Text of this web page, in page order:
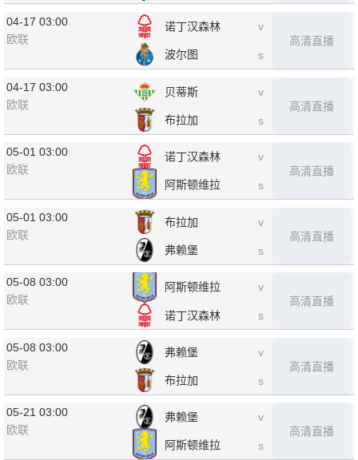
04-17 03:00
欧联
诺丁汉森林
波尔图
v
s
高清直播
04-17 03:00
欧联
贝蒂斯
布拉加
v
s
高清直播
05-01 03:00
欧联
诺丁汉森林
阿斯顿维拉
v
s
高清直播
05-01 03:00
欧联
布拉加
弗赖堡
v
s
高清直播
05-08 03:00
欧联
阿斯顿维拉
诺丁汉森林
v
s
高清直播
05-08 03:00
欧联
弗赖堡
布拉加
v
s
高清直播
05-21 03:00
欧联
弗赖堡
阿斯顿维拉
v
s
高清直播